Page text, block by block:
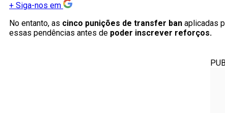
+ Siga-nos em
No entanto, as cinco punições de transfer ban aplicadas
essas pendências antes de poder inscrever reforços.